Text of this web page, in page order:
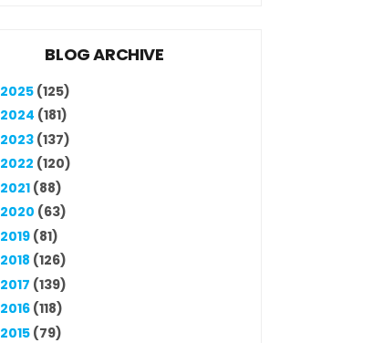
BLOG ARCHIVE
2025 (125)
2024 (181)
2023 (137)
2022 (120)
2021 (88)
2020 (63)
2019 (81)
2018 (126)
2017 (139)
2016 (118)
2015 (79)